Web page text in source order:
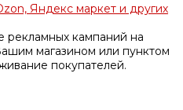
Яндекс маркет и других
рекламных кампаний на
магазином или пунктом
покупателей.